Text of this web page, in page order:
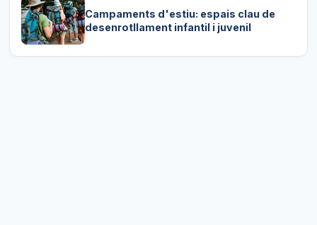
Campaments d'estiu: espais clau de
desenrotllament infantil i juvenil